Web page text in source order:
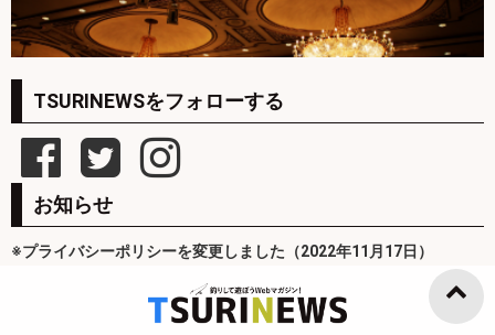
TSURINEWSをフォローする
お知らせ
※プライバシーポリシーを変更しました（2022年11月17日）